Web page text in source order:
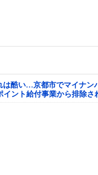
は酷い…京都市でマイナン
イント給付事業から排除さ